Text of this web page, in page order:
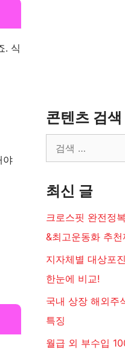
. 식
야
콘텐츠 검색
색:
최신 글
크로스핏 완전정
&최고운동화 추천
지자체별 대상포
한눈에 비교!
국내 상장 해외주
특징
월급 외 부수입